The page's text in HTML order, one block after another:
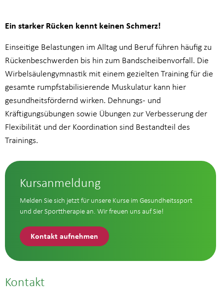
Ein starker Rücken kennt keinen Schmerz!
Einseitige Belastungen im Alltag und Beruf führen häufig zu
Rückenbeschwerden bis hin zum Bandscheibenvorfall. Die
Wirbelsäulengymnastik mit einem gezielten Training für die
gesamte rumpfstabilisierende Muskulatur kann hier
gesundheitsfördernd wirken. Dehnungs- und
Kräftigungsübungen sowie Übungen zur Verbesserung der
Flexibilität und der Koordination sind Bestandteil des
Trainings.
Kursanmeldung
Melden Sie sich jetzt für unsere Kurse im Gesundheitssport
und der Sporttherapie an. Wir freuen uns auf Sie!
Kontakt aufnehmen
Kontakt